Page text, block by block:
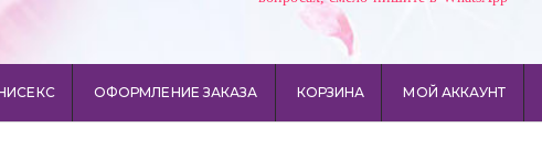
ОФОРМЛЕНИЕ ЗАКАЗА КОРЗИНА МОЙ АККАУНТ